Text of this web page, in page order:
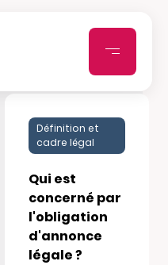
Définition et
cadre légal
Qui est
concerné par
l'obligation
d'annonce
légale ?